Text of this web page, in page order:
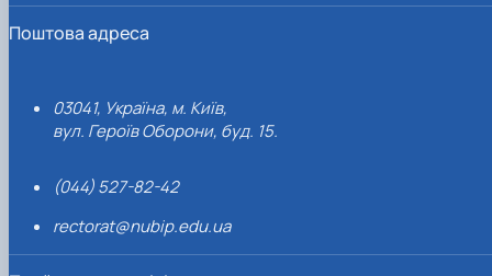
Поштова адреса
03041, Україна, м. Київ,
вул. Героїв Оборони, буд. 15.
(044) 527-82-42
rectorat@nubip.edu.ua